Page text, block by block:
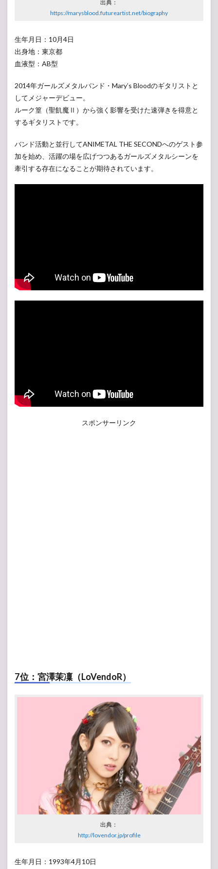
出典：
https://marysblood.futureartist.net/biography
生年月日：10月4日
出身地：東京都
血液型：AB型
2014年ガールズメタルバンド・Mary’s Bloodのギタリストと
してメジャーデビュー。
ルーク篁（聖飢魔Ⅱ）から強く影響を受けた速弾きを得意と
するギタリストです。
バンド活動と並行してANIMETAL THE SECONDへのゲスト参
加を始め、活躍の場を広げつつあるガールズメタルシーンを
牽引する存在になることが期待されています。
スポンサーリンク
7位：宮澤茉凜（LoVendoR）
出典：
http://lovendor.jp/profile
生年月日：1993年4月10日